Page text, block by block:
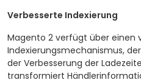
Verbesserte Indexierung
Magento 2 verfügt über einen
Indexierungsmechanismus,
der Verbesserung der
transformiert